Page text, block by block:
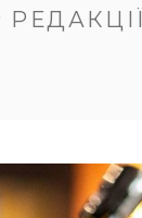
РЕДАКЦІЇ